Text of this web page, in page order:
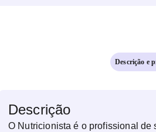
Descrição e
Descrição
O Nutricionista é o profissional de